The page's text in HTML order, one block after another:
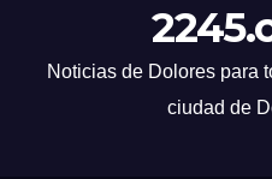
Noticias de Dolores para
ciudad de